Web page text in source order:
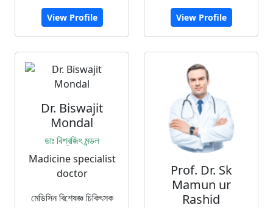
View Profile View Profile
Dr. Biswajit
Mondal
ডাঃ বিশ্বজিৎ মন্ডল
Madicine specialist
doctor
মেডিসিন বিশেষজ্ঞ চিকিৎসক
Prof. Dr. Sk
Mamun ur
Rashid